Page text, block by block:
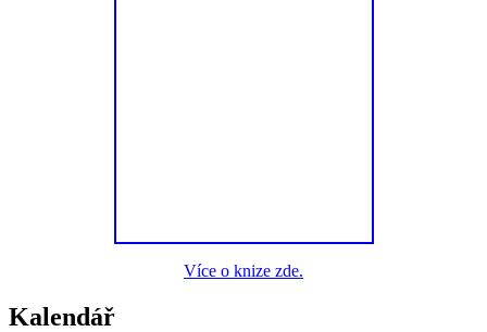
Více o knize zde.
Kalendář